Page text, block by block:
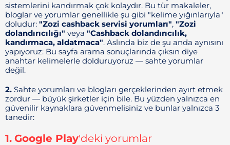
sistemlerini kandırmak çok kolaydır. Bu tür makaleler,
bloglar ve yorumlar genellikle şu gibi "kelime yığınlarıyla"
doludur: "Zozi cashback servisi yorumları", "Zozi
dolandırıcılığı" veya "Cashback dolandırıcılık,
kandırmaca, aldatmaca". Aslında biz de şu anda aynısını
yapıyoruz: Bu sayfa arama sonuçlarında çıksın diye
anahtar kelimelerle dolduruyoruz — sahte yorumlar
değil.
2. Sahte yorumları ve blogları gerçeklerinden ayırt etmek
zordur — büyük şirketler için bile. Bu yüzden yalnızca en
güvenilir kaynaklara güvenmelisiniz ve bunlar yalnızca 3
tanedir:
1. Google Play'deki yorumlar